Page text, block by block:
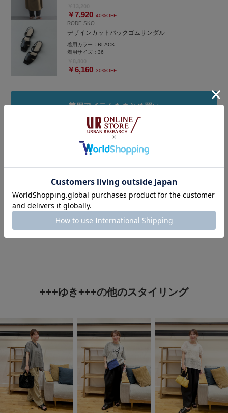
￥7,920 40%OFF
RODE SKO
デザインカットバックゴムサンダル
着用カラー： BLACK
着用サイズ：36
￥6,160 30%OFF
着用アイテムをまとめ買い
#40代ファッション #st2606 #150cm台コーデ
#ワンピース×サンダル
+++ゆき+++の他のスタイリング